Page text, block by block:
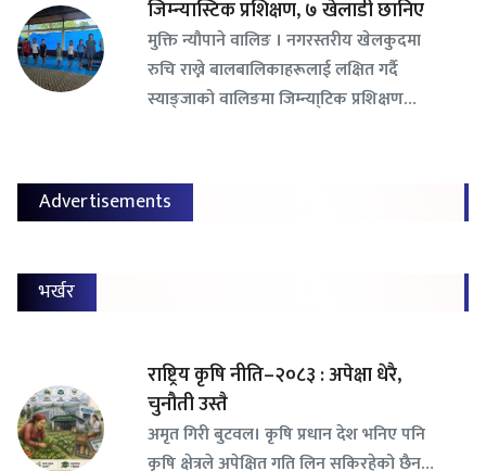
जिम्न्यास्टिक प्रशिक्षण, ७ खेलाडी छानिए
​मुक्ति न्यौपाने वालिङ । नगरस्तरीय खेलकुदमा
रुचि राख्ने बालबालिकाहरूलाई लक्षित गर्दै
स्याङ्जाको वालिङमा जिम्न्या्टिक प्रशिक्षण…
Advertisements
भर्खर
राष्ट्रिय कृषि नीति–२०८३ : अपेक्षा धेरै,
चुनौती उस्तै
अमृत गिरी बुटवल। कृषि प्रधान देश भनिए पनि
कृषि क्षेत्रले अपेक्षित गति लिन सकिरहेको छैन…